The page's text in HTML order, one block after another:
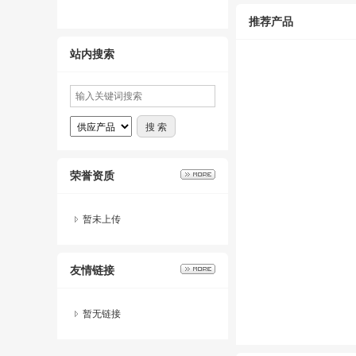
站内搜索
荣誉资质
暂未上传
友情链接
暂无链接
推荐产品